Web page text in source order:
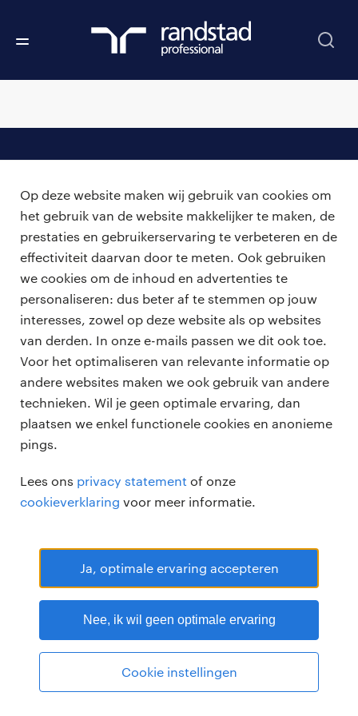
Op deze website maken wij gebruik van cookies om
het gebruik van de website makkelijker te maken, de
prestaties en gebruikerservaring te verbeteren en de
effectiviteit daarvan door te meten. Ook gebruiken
we cookies om de inhoud en advertenties te
personaliseren: dus beter af te stemmen op jouw
interesses, zowel op deze website als op websites
van derden. In onze e-mails passen we dit ook toe.
Voor het optimaliseren van relevante informatie op
andere websites maken we ook gebruik van andere
technieken. Wil je geen optimale ervaring, dan
plaatsen we enkel functionele cookies en anonieme
pings.
Lees ons privacy statement of onze
cookieverklaring voor meer informatie.
Ja, optimale ervaring accepteren
Nee, ik wil geen optimale ervaring
Cookie instellingen
vacatures
zzp-opdrachten
careers for expats
voor opdrachtgevers
algemene voorwaarden
over ons
bmc
onze kantoren
Randstad Professional Google score 4.15 -
RANDSTAD PROFESSIONAL is een geregistreerd handelsmerk van
Randstad N.V.